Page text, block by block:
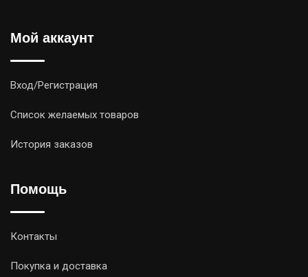
Мой аккаунт
Вход/Регистрация
Список желаемых товаров
История заказов
Помощь
Контакты
Покупка и доставка